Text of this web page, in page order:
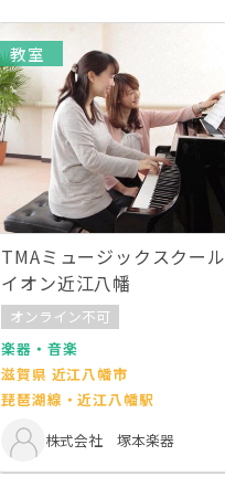
教室
TMAミュージックスクール
イオン近江八幡
オンライン不可
楽器・音楽
滋賀県 近江八幡市
琵琶湖線・近江八幡駅
株式会社 塚本楽器